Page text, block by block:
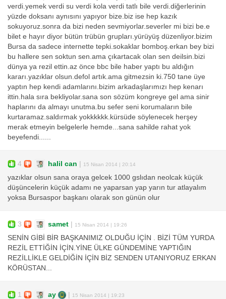
verdi.yemek verdi su verdi kola verdi tatlı bile verdi.diğerlerinin
yüzde doksanı aynısını yapıyor bize.biz ise hep kazık
sokuyoruz.sonra da bizi neden sevmiyorlar.severler mi bizi be.e
bilet e hayır diyor bütün trübün grupları.yürüyüş düzenliyor.bizim
Bursa da sadece internette tepki.sokaklar bomboş.erkan bey bizi
bu hallere sen soktun sen.ama çıkartacak olan sen deilsin.bizi
dünya ya rezil ettin.az önce bbc bile haber yaptı bu aldığın
kararı.yazıklar olsun.defol artık.ama gitmezsin ki.750 tane üye
yaptın hep kendi adamlarını.bizim arkadaşlarımızı hep kenarı
ittin.hala sıra bekliyolar.sana son sözüm kongreye gel ama sinir
haplarını da almayı unutma.bu sefer seni korumaların bile
kurtaramaz.saldırmak yokkkkkk.kürsüde söylenecek herşey
merak etmeyin belgelerle hemde...sana sahilde rahat yok
beyefendi......
4 halil can | 15 Nisan 2014 | 20:14
yazıklar olsun sana oraya gelcek 1000 gslıdan neolcak küçük
düşüncelerin küçük adamı ne yaparsan yap yarın tur atlayalım
yoksa Bursaspor başkanı olarak son günün olur
3 samet | 15 Nisan 2014 | 19:26
SENİN GİBİ BİR BAŞKANIMIZ OLDUĞU İÇİN . BİZİ TÜM YURDA
REZİL ETTİĞİN İÇİN.YİNE ÜLKE GÜNDEMİNE YAPTIĞIN
REZİLLİKLE GELDİĞİN İÇİN BİZ SENDEN UTANIYORUZ ERKAN
KÖRÜSTAN...
1 ay | 15 Nisan 2014 | 19:23